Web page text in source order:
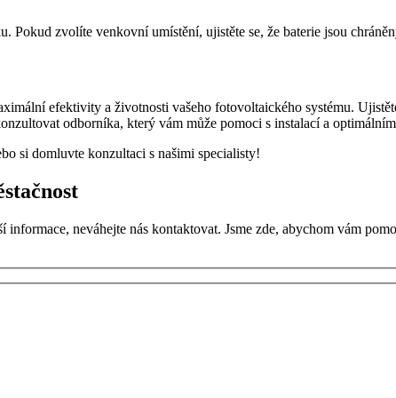
Pokud zvolíte venkovní umístění, ujistěte se, že baterie jsou
efektivity a životnosti vašeho fotovoltaického systému.
odborníka, který vám může pomoci s instalací a
si domluvte konzultaci s našimi specialisty!
informace, neváhejte nás kontaktovat. Jsme zde, abychom vám